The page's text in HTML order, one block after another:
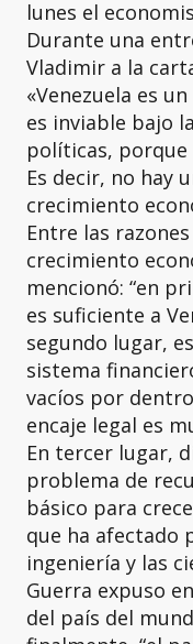
lunes el
Durante una
Vladimir a la
«Venezuela es
es inviable bajo
políticas,
Es decir, no hay
crecimiento
Entre las
crecimiento
mencionó: “en
es suficiente a
segundo lugar,
sistema
vacíos por
encaje legal es
En tercer lugar,
problema de
básico para
que ha afectado
ingeniería y las
Guerra expuso
del país del